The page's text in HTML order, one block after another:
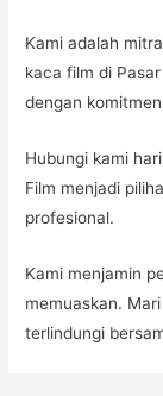
Kami adalah
kaca film di
dengan
Hubungi kami
Film menjadi
profesional.
Kami menjamin
memuaskan.
terlindungi